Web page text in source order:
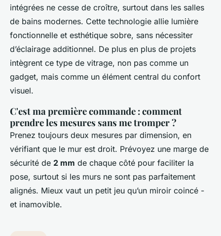
intégrées ne cesse de croître, surtout dans les salles
de bains modernes. Cette technologie allie lumière
fonctionnelle et esthétique sobre, sans nécessiter
d’éclairage additionnel. De plus en plus de projets
intègrent ce type de vitrage, non pas comme un
gadget, mais comme un élément central du confort
visuel.
C'est ma première commande : comment
prendre les mesures sans me tromper ?
Prenez toujours deux mesures par dimension, en
vérifiant que le mur est droit. Prévoyez une marge de
sécurité de 2 mm de chaque côté pour faciliter la
pose, surtout si les murs ne sont pas parfaitement
alignés. Mieux vaut un petit jeu qu’un miroir coincé -
et inamovible.